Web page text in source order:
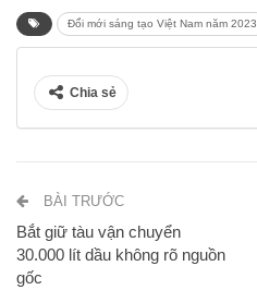
Đổi mới sáng tạo Việt Nam năm 2023
Chia sẻ
BÀI TRƯỚC
Bắt giữ tàu vận chuyển
30.000 lít dầu không rõ nguồn
gốc